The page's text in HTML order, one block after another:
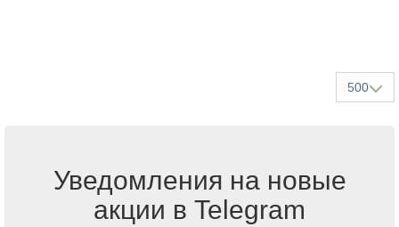
500
Уведомления на новые
акции в Telegram